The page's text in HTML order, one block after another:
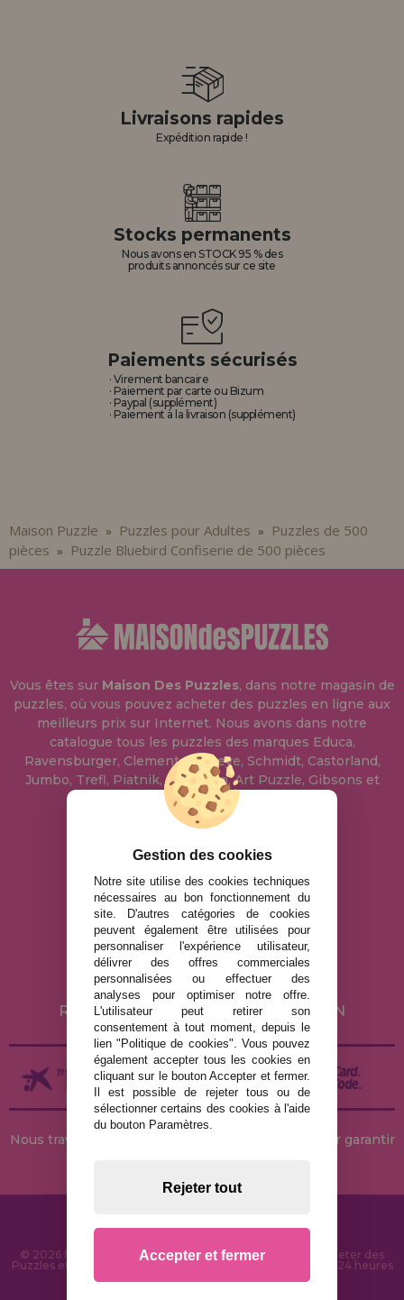
Livraisons rapides
Expédition rapide !
Stocks permanents
Nous avons en STOCK 95 % des
produits annoncés sur ce site
Paiements sécurisés
· Virement bancaire
· Paiement par carte ou Bizum
· Paypal (supplément)
· Paiement à la livraison (supplément)
Maison Puzzle » Puzzles pour Adultes »
Puzzles de 500
pièces » Puzzle Bluebird Confiserie de 500 pièces
Vous êtes sur Maison Des Puzzles, dans notre magasin de
puzzles, où vous pouvez acheter des puzzles en ligne aux
meilleurs prix sur Internet. Nous avons dans notre
catalogue tous les puzzles des marques Educa,
Ravensburger, Clementoni, Heye, Schmidt, Castorland,
Jumbo, Trefl, Piatnik, Anatolian, Art Puzzle, Gibsons et
bien d'autres.
info@maisondespuzzles.fr
MENTIONS LÉGALES
POLITIQUE DE CONFIDENTIALITÉ
POLITIQUE DE COOKIES
LIVRAISON ET RETOUR
RETOURS / DROIT DE RÉTRACTATION
Nous travaillons avec des stocks permanents pour garantir
© 2026 MaisonDesPuzzles.fr - Boutique en ligne pour acheter des
Puzzles et des Casse-têtes sur Internet. Livraison rapide en 24 heures
Gestion des cookies
Notre site utilise des cookies techniques
nécessaires au bon fonctionnement du
site. D'autres catégories de cookies
peuvent également être utilisées pour
personnaliser l'expérience utilisateur,
délivrer des offres commerciales
personnalisées ou effectuer des
analyses pour optimiser notre offre.
L'utilisateur peut retirer son
consentement à tout moment, depuis le
lien "Politique de cookies". Vous pouvez
également accepter tous les cookies en
cliquant sur le bouton Accepter et fermer.
Il est possible de rejeter tous ou de
sélectionner certains des cookies à l'aide
du bouton Paramètres.
Rejeter tout
Accepter et fermer